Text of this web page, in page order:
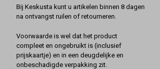
Bij Keskusta kunt u artikelen binnen 8 dagen
na ontvangst ruilen of retourneren.
Voorwaarde is wel dat het product
compleet en ongebruikt is (inclusief
prijskaartje) en in een deugdelijke en
onbeschadigde verpakking zit.